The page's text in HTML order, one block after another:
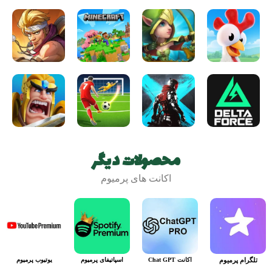
محصولات دیگر
اکانت های پرمیوم
تلگرام پرمیوم اکانت Chat GPT اسپاتیفای پرمیوم یوتیوب پرمیوم